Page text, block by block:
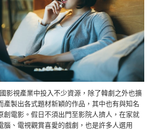
影視產業中投入不少資源，除了韓劇之外也擴
產製出各式題材新穎的作品，其中也有與知名
創電影。假日不須出門至影院人擠人，在家就
腦、電視觀賞喜愛的戲劇，也是許多人選用